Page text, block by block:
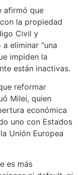
afirmó que
la propiedad
Civil y
eliminar “una
impiden la
están inactivas.
reformar
Milei, quien
económica
uno con Estados
Unión Europea
es más